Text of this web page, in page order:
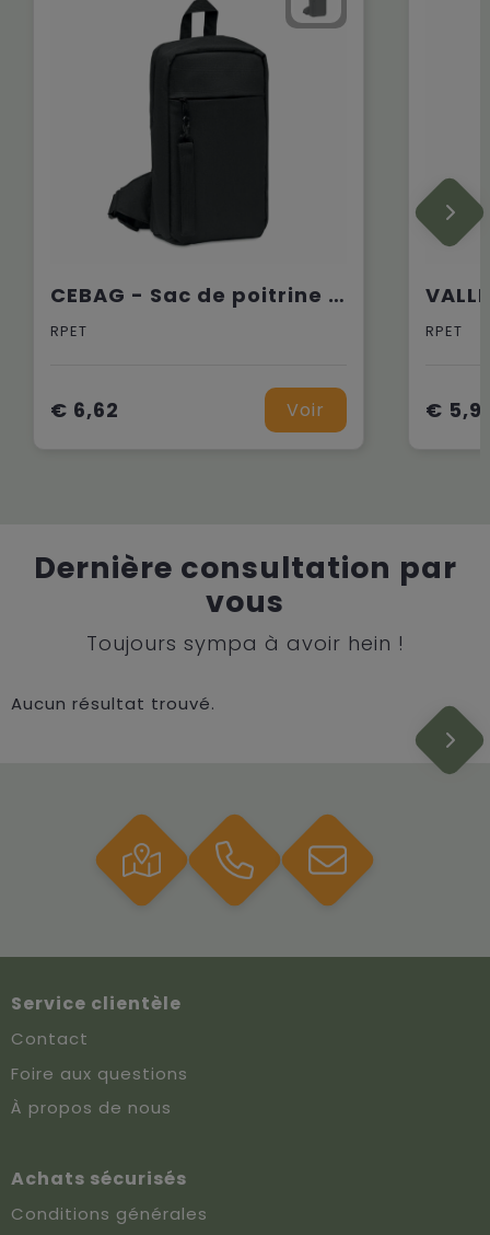
CEBAG - Sac de poitrine en 600D RPET
RPET
€ 6,62 Voir
RPET
€
Dernière consultation par
vous
Toujours sympa à avoir hein !
Aucun résultat trouvé.
Service clientèle
Contact
Foire aux questions
À propos de nous
Achats sécurisés
Conditions générales